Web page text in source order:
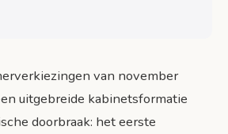
van november
uitgebreide kabinetsformatie
doorbraak: het eerste